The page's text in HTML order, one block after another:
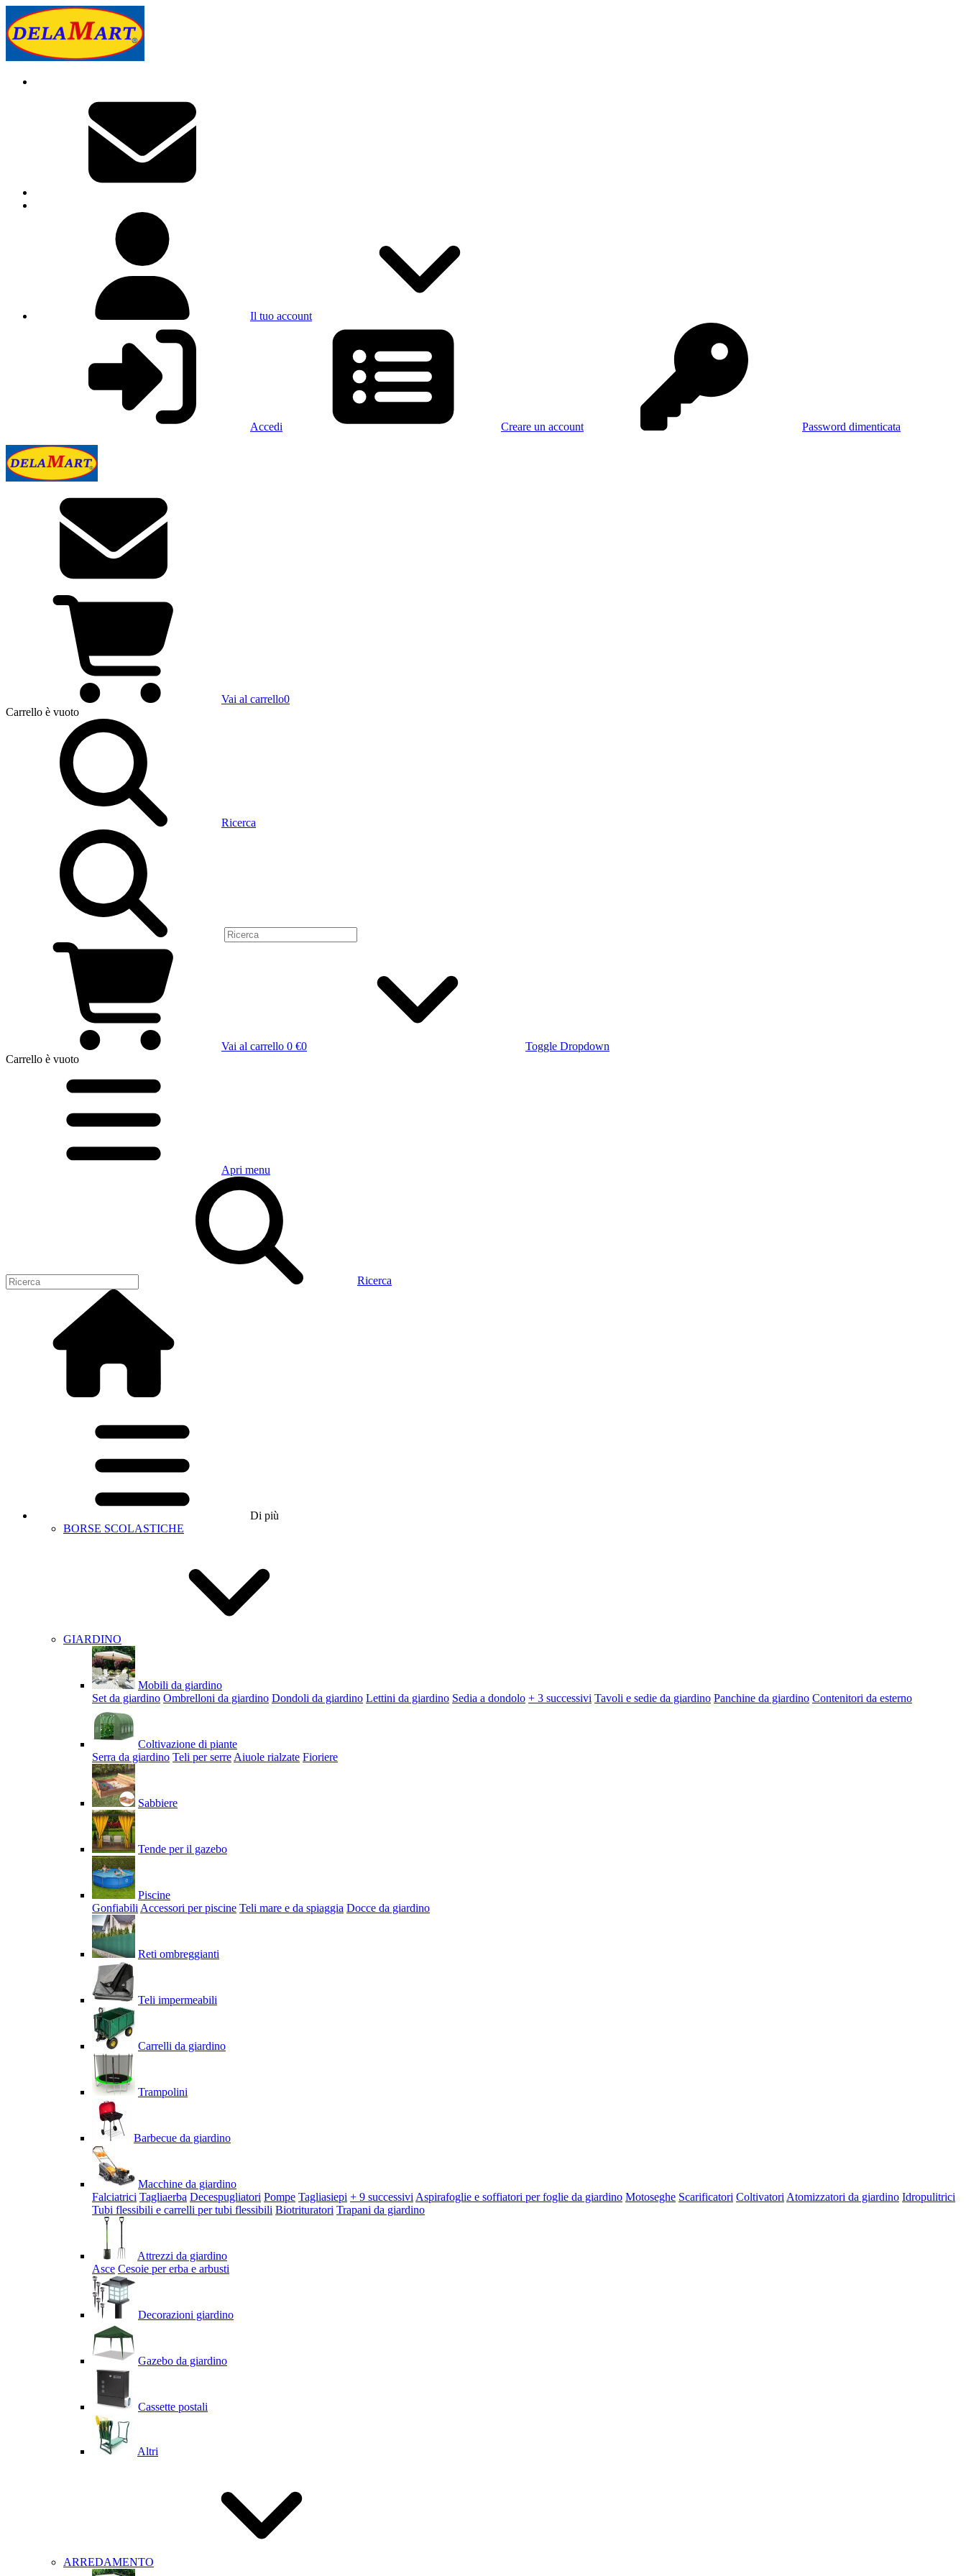
Il tuo account
Accedi Creare un account Password dimenticata
Vai al carrello0
Carrello è vuoto
Ricerca
Vai al carrello 0 €0
Toggle Dropdown
Carrello è vuoto
Apri menu
Ricerca
Di più
BORSE SCOLASTICHE
GIARDINO
Mobili da giardino
Set da giardino Ombrelloni da giardino Dondoli da giardino Lettini da giardino Sedia a dondolo + 3 successivi Tavoli e sedie da giardino Panchine da giardino Contenitori da esterno
Coltivazione di piante
Serra da giardino Teli per serre Aiuole rialzate Fioriere
Sabbiere
Tende per il gazebo
Piscine
Gonfiabili Accessori per piscine Teli mare e da spiaggia Docce da giardino
Reti ombreggianti
Teli impermeabili
Carrelli da giardino
Trampolini
Barbecue da giardino
Macchine da giardino
Falciatrici Tagliaerba Decespugliatori Pompe Tagliasiepi + 9 successivi Aspirafoglie e soffiatori per foglie da giardino Motoseghe Scarificatori Coltivatori Atomizzatori da giardino Idropulitrici
Tubi flessibili e carrelli per tubi flessibili Biotrituratori Trapani da giardino
Attrezzi da giardino
Asce Cesoie per erba e arbusti
Decorazioni giardino
Gazebo da giardino
Cassette postali
Altri
ARREDAMENTO